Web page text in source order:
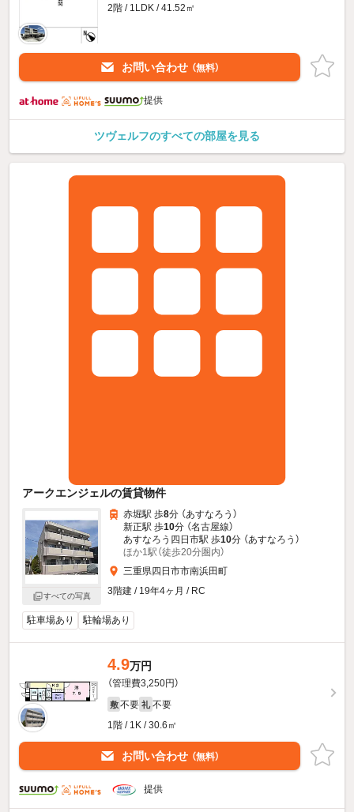
2階 / 1LDK / 41.52㎡
お問い合わせ （無料）
提供
ツヴェルフのすべての部屋を見る
アークエンジェルの賃貸物件
すべての写真
赤堀駅 歩8分 （あすなろう）
新正駅 歩10分 （名古屋線）
あすなろう四日市駅 歩10分 （あすなろう）
ほか1駅（徒歩20分圏内）
三重県四日市市南浜田町
3階建 / 19年4ヶ月 / RC
駐車場あり 駐輪場あり
4.9万円
（管理費3,250円）
敷 不要 礼 不要
1階 / 1K / 30.6㎡
お問い合わせ （無料）
提供